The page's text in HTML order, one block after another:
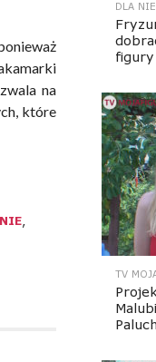
na
które
,
DLA
figury
TV